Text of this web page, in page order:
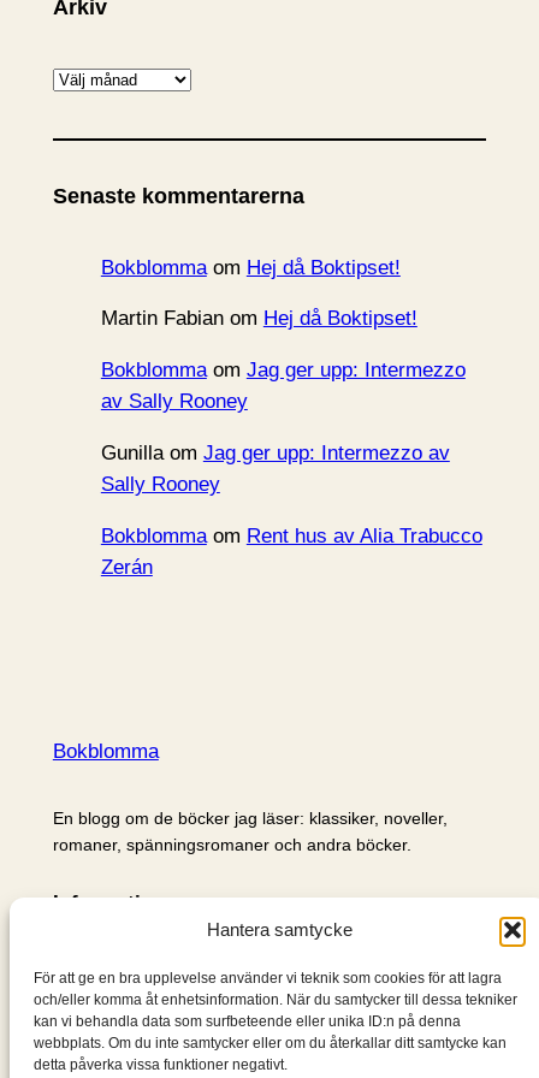
Hantera samtycke
För att ge en bra upplevelse använder vi teknik som cookies för att lagra
och/eller komma åt enhetsinformation. När du samtycker till dessa tekniker
kan vi behandla data som surfbeteende eller unika ID:n på denna
webbplats. Om du inte samtycker eller om du återkallar ditt samtycke kan
detta påverka vissa funktioner negativt.
Arkiv
A
k
v
Senaste kommentarerna
Bokblommaom Hej då Boktipset!
Martin Fabianom Hej då Boktipset!
Bokblommaom Jag ger upp: Intermezzo
av Sally Rooney
Gunillaom Jag ger upp: Intermezzo av
Sally Rooney
Bokblommaom Rent hus av Alia Trabucco
Zerán
Bokblomma
En blogg om de böcker jag läser: klassiker, noveller,
romaner, spänningsromaner och andra böcker.
Information
Om mig & om bloggen
S
ö
k